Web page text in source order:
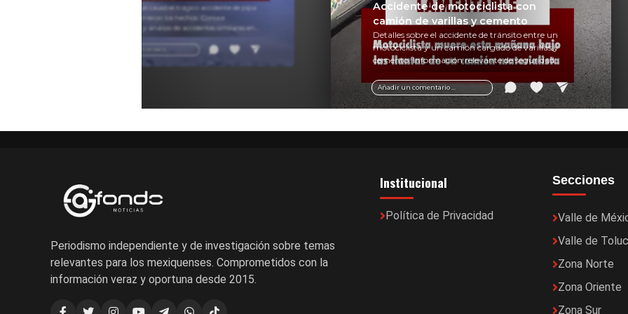
Añadir un comentario ...
Accidente de motociclista con
camión de varillas y cemento
Detalles sobre el accidente de tránsito entre un
motociclista y un camión cargado de varillas y
cemento. Información relevante de seguridad
vial y recomendaciones para motociclistas.
Descubre qué causó el trágico accidente de pipa
y cómo ocurrieron los hechos. Conoce
testimonios y análisis de accidentes similares en
carretera para entender estos sucesos.
Periodismo independiente y de investigación sobre temas
relevantes para los mexiquenses. Comprometidos con la
información veraz y oportuna desde 2015.
Institucional
Política de Privacidad
Secciones
Valle de
Valle de
Zona Norte
Zona Oriente
Zona Sur